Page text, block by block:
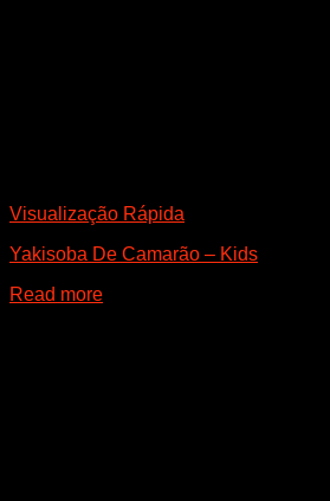
Visualização Rápida
Yakisoba De Camarão – Kids
Read more